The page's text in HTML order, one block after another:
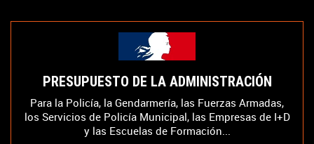
PRESUPUESTO DE LA ADMINISTRACIÓN
Para la Policía, la Gendarmería, las Fuerzas Armadas,
los Servicios de Policía Municipal, las Empresas de I+D
y las Escuelas de Formación...